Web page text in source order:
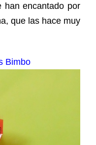
han encantado por
que las hace muy
Bimbo